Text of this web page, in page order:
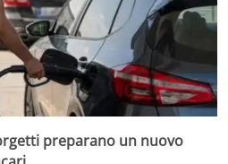
preparano un nuovo